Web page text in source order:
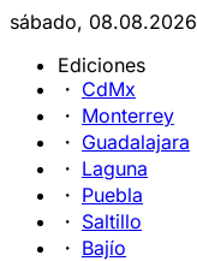
sábado,
Ediciones
CdMx
Monterrey
Guadalajara
Laguna
Puebla
Saltillo
Bajío